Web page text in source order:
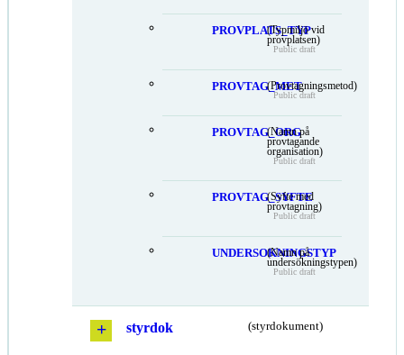
PROVPLATS_TYP
(Typmiljö vid
provplatsen)
Public draft
PROVTAG_MET(Provtagningsmetod)
Public draft
PROVTAG_ORG
(Namn på
provtagande
organisation)
Public draft
PROVTAG_SYFTE
(Syfte med
provtagning)
Public draft
UNDERSOKNINGSTYP
(Namn på
undersökningstypen)
Public draft
styrdok (styrdokument)